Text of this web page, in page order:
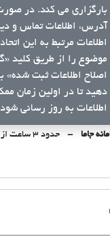
بارگزاری می کند. در
آدرس، اطلاعات تماس و
اطلاعات مرتبط به این
موضوع را از طریق کلید
اصلاح اطلاعات ثبت شده»
دهید تا در اولین زمان
اطلاعات به روز رسانی
جاما حدود ۳ ساعت از حال